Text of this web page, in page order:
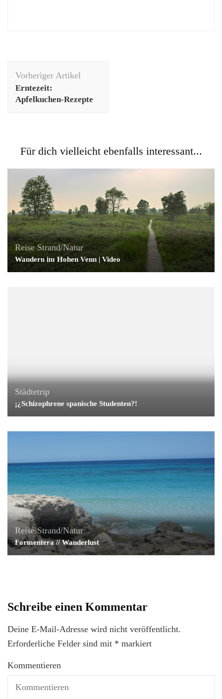
Vorheriger Artikel
Erntezeit:
Apfelkuchen-Rezepte
Für dich vielleicht ebenfalls interessant...
Reise Strand/Natur
Wandern im Hohen Venn | Video
Städtetrip
¡¿Schizophrene spanische Studenten?!
Reise Strand/Natur
Formentera // Wanderlust
Schreibe einen Kommentar
Deine E-Mail-Adresse wird nicht veröffentlicht.
Erforderliche Felder sind mit * markiert
Kommentieren